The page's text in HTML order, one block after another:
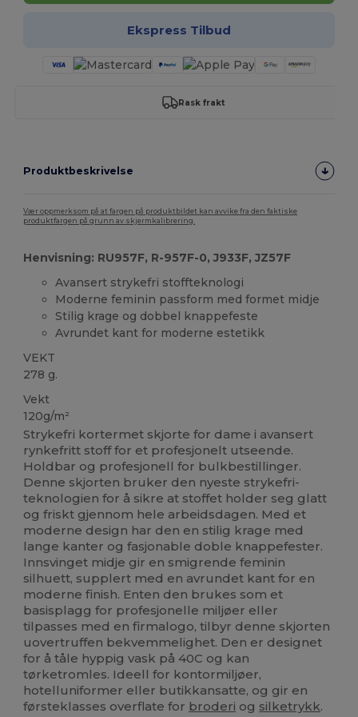
Ekspress Tilbud
Rask frakt
Produktbeskrivelse
Vær oppmerksom på at fargen på produktbildet kan avvike fra den faktiske
produktfargen på grunn av skjermkalibrering.
Henvisning: RU957F, R-957F-0, J933F, JZ57F
Avansert strykefri stoffteknologi
Moderne feminin passform med formet midje
Stilig krage og dobbel knappefeste
Avrundet kant for moderne estetikk
VEKT
278 g.
Vekt
120g/m²
Strykefri kortermet skjorte for dame i avansert
rynkefritt stoff for et profesjonelt utseende.
Holdbar og profesjonell for bulkbestillinger.
Denne skjorten bruker den nyeste strykefri-
teknologien for å sikre at stoffet holder seg glatt
og friskt gjennom hele arbeidsdagen. Med et
moderne design har den en stilig krage med
lange kanter og fasjonable doble knappefester.
Innsvinget midje gir en smigrende feminin
silhuett, supplert med en avrundet kant for en
moderne finish. Enten den brukes som et
basisplagg for profesjonelle miljøer eller
tilpasses med en firmalogo, tilbyr denne skjorten
uovertruffen bekvemmelighet. Den er designet
for å tåle hyppig vask på 40C og kan
tørketromles. Ideell for kontormiljøer,
hotelluniformer eller butikkansatte, og gir en
førsteklasses overflate for broderi og silketrykk.